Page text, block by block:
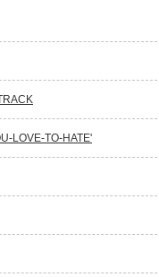
LOVE-TO-HATE'